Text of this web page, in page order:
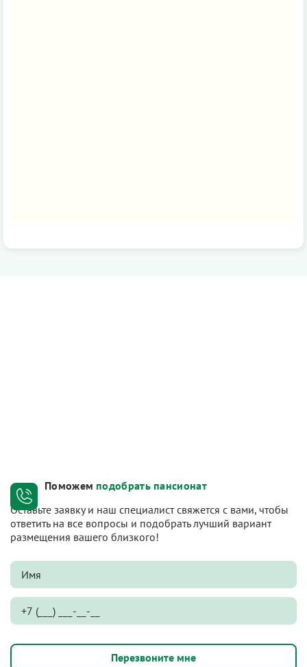
Поможем подобрать пансионат
Оставьте заявку и наш специалист свяжется с вами, чтобы
ответить на все вопросы и подобрать лучший вариант
размещения вашего близкого!